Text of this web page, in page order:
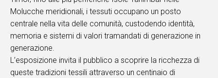
Molucche meridionali, i tessuti occupano un posto
centrale nella vita delle comunità, custodendo identità,
memoria e sistemi di valori tramandati di generazione in
generazione.
L’esposizione invita il pubblico a scoprire la ricchezza di
queste tradizioni tessili attraverso un centinaio di